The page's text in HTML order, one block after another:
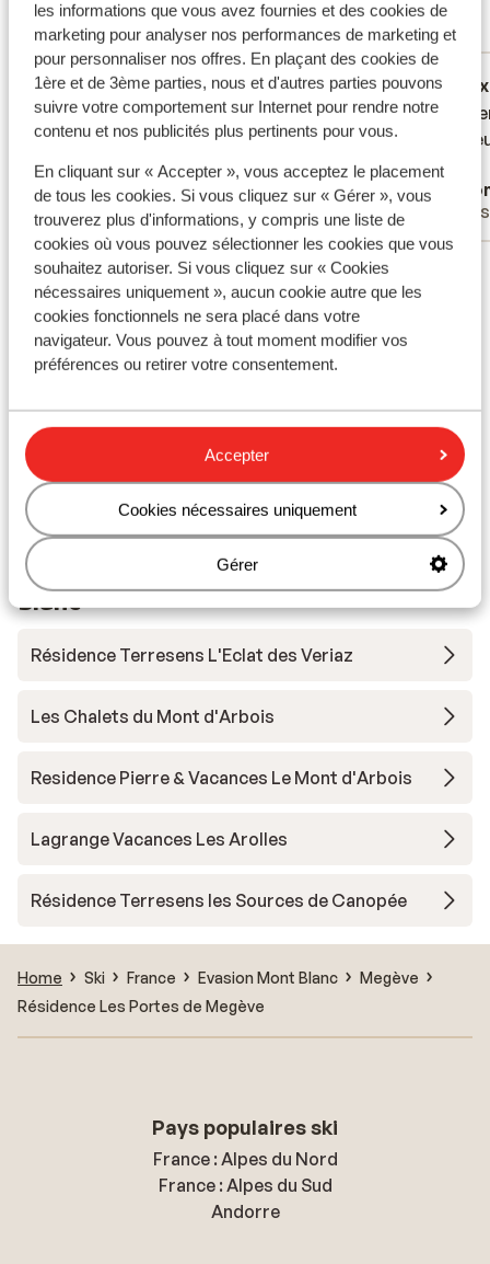
les informations que vous avez fournies et des cookies de
marketing pour analyser nos performances de marketing et
pour personnaliser nos offres. En plaçant des cookies de
1ère et de 3ème parties, nous et d'autres parties pouvons
suivre votre comportement sur Internet pour rendre notre
contenu et nos publicités plus pertinents pour vous.
En cliquant sur « Accepter », vous acceptez le placement
de tous les cookies. Si vous cliquez sur « Gérer », vous
trouverez plus d'informations, y compris une liste de
cookies où vous pouvez sélectionner les cookies que vous
souhaitez autoriser. Si vous cliquez sur « Cookies
nécessaires uniquement », aucun cookie autre que les
cookies fonctionnels ne sera placé dans votre
navigateur. Vous pouvez à tout moment modifier vos
préférences ou retirer votre consentement.
Accepter
Cookies nécessaires uniquement
Gérer
produit.En savoir plus sur les avis
Réservé principalement par familles
9.4 Excellent
21 févr. 2026
Mooie en ruime accommodatie, goede
service erg tevreden
Mooie en ruime accommodatie, goede
service erg tevreden
Traduire en français (FR)
Mark
Familles
9.1
Le
Le
Amis
Voir tous les 2 avis
Forfait, cours et matériel de ski
Forfait remontées mécaniques
Cours de ski
Matériel de ski
Autres hébergements - Evasion Mont
Blanc
Résidence Terresens L'Eclat des Veriaz
Les Chalets du Mont d'Arbois
Residence Pierre & Vacances Le Mont d'Arbois
Lagrange Vacances Les Arolles
Résidence Terresens les Sources de Canopée
Home Ski France Evasion Mont Blanc
Megève
Résidence Les Portes de Megève
Pays populaires ski
France : Alpes du Nord
France : Alpes du Sud
Andorre